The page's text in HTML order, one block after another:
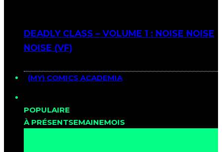
DEADLY CLASS – VOLUME 1 : NOISE NOISE
NOISE (VF)
(MY) COMICS ACADEMIA
POPULAIRE
À PRÉSENTSEMAINEMOIS